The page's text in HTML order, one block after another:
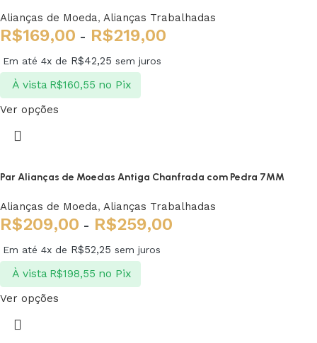
Alianças de Moeda, Alianças Trabalhadas
R$169,00 - R$219,00
Em até 4x de R$42,25 sem juros
À vista R$160,55 no Pix
Ver opções
Par Alianças de Moedas Antiga Chanfrada com Pedra 7MM
Alianças de Moeda, Alianças Trabalhadas
R$209,00 - R$259,00
Em até 4x de R$52,25 sem juros
À vista R$198,55 no Pix
Ver opções